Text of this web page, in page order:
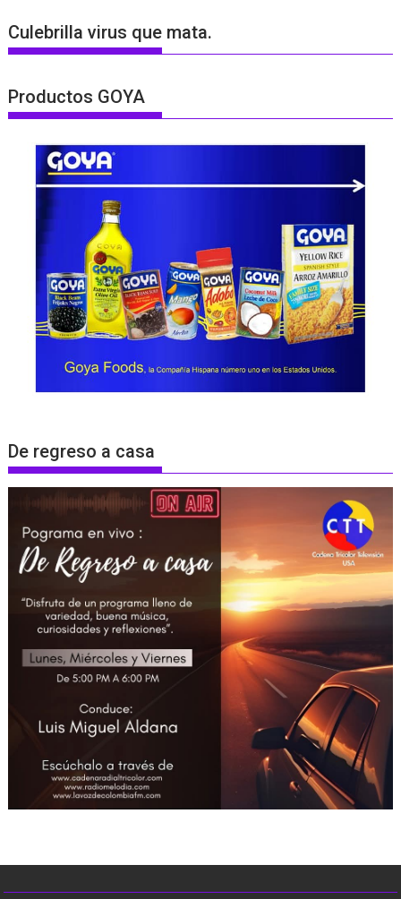
Culebrilla virus que mata.
Productos GOYA
De regreso a casa